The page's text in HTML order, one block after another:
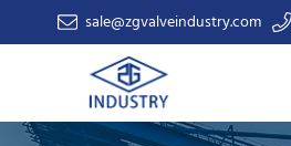
sale@zgvalveindustry.com